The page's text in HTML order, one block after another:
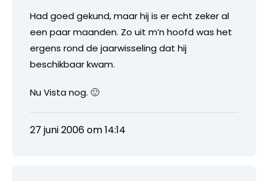
Had goed gekund, maar hij is er echt zeker al
een paar maanden. Zo uit m’n hoofd was het
ergens rond de jaarwisseling dat hij
beschikbaar kwam.
Nu Vista nog. 🙂
27 juni 2006 om 14:14